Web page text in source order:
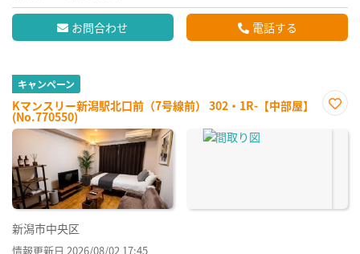
お問合わせ 電話する
キャンペーン
Kマンスリー新潟駅北口前（7号線前） 302・1R-【中部屋】
(No.770550)
に入
新潟市中央区
情報更新日 2026/08/02 17:45